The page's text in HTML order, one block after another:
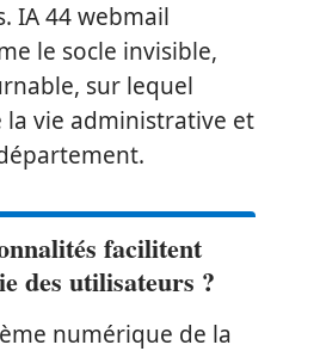
IA 44 webmail
le socle invisible,
sur lequel
la vie administrative et
facilitent
des utilisateurs ?
numérique de la